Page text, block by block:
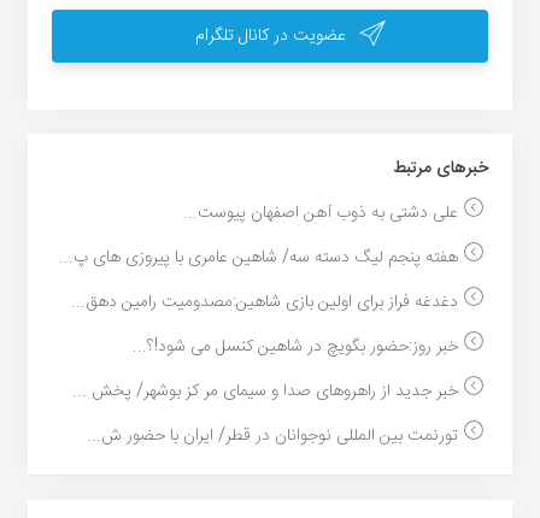
عضویت در کانال تلگرام
خبر‌های مرتبط
علی دشتی به ذوب آهن اصفهان پیوست...
هفته پنجم لیگ دسته سه/ شاهین عامری با پیروزی های پ...
دغدغه فراز برای اولین بازی شاهین:مصدومیت رامین دهق...
خبر روز:حضور بگویچ در شاهین کنسل می شود!؟...
خبر جدید از راهروهای صدا و سیمای مر کز بوشهر/ پخش ...
تورنمت بین المللی نوجوانان در قطر/ ایران با حضور ش...